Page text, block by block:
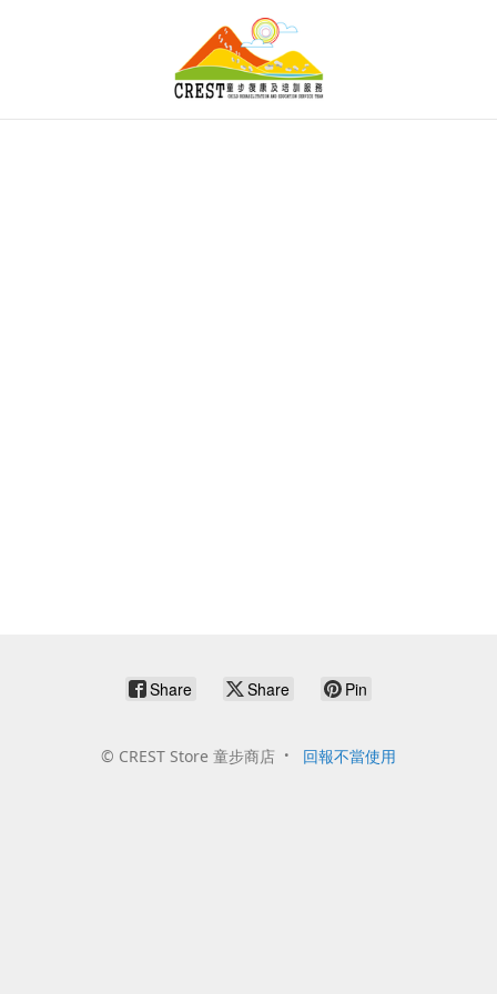
Share Share Pin
© CREST Store 童步商店 回報不當使用